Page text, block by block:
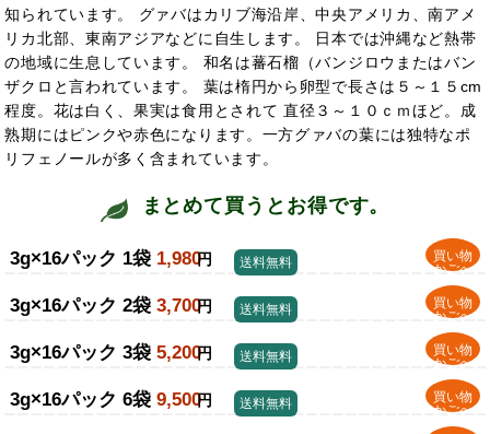
知られています。 グァバはカリブ海沿岸、中央アメリカ、南アメ
リカ北部、東南アジアなどに自生します。 日本では沖縄など熱帯
の地域に生息しています。 和名は蕃石榴（バンジロウまたはバン
ザクロと言われています。 葉は楕円から卵型で長さは５～１５cm
程度。花は白く、果実は食用とされて 直径３～１０ｃｍほど。成
熟期にはピンクや赤色になります。一方グァバの葉には独特なポ
リフェノールが多く含まれています。
まとめて買うとお得です。
3g×16パック 1袋 1,980円
買い物
かごへ
送料無料
3g×16パック 2袋 3,700円
買い物
かごへ
送料無料
3g×16パック 3袋 5,200円
買い物
かごへ
送料無料
3g×16パック 6袋 9,500円
買い物
かごへ
送料無料